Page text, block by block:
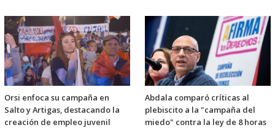
Orsi enfoca su campaña en
Salto y Artigas, destacando la
creación de empleo juvenil
Abdala comparó críticas al
plebiscito a la "campaña del
miedo" contra la ley de 8 horas